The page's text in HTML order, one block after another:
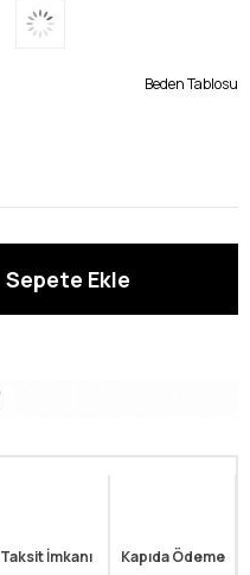
Beden Tablosu
Taksit İmkanı Kapıda Ödeme